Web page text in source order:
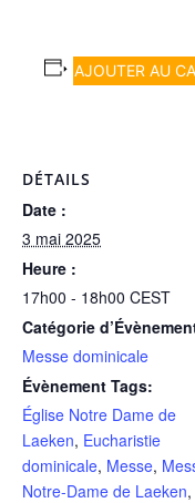
AJOUTER AU
DÉTAILS
Date :
3 mai 2025
Heure :
17h00 - 18h00 CEST
Catégorie
Messe dominicale
Évènement Tags:
Église Notre Dame de
Laeken, Eucharistie
dominicale, Messe,
Notre-Dame de Laeken,